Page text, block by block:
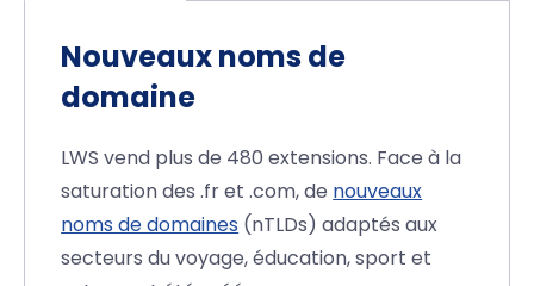
Nouveaux noms de
domaine
LWS vend plus de 480 extensions. Face à la
saturation des .fr et .com, de nouveaux
noms de domaines (nTLDs) adaptés aux
secteurs du voyage, éducation, sport et